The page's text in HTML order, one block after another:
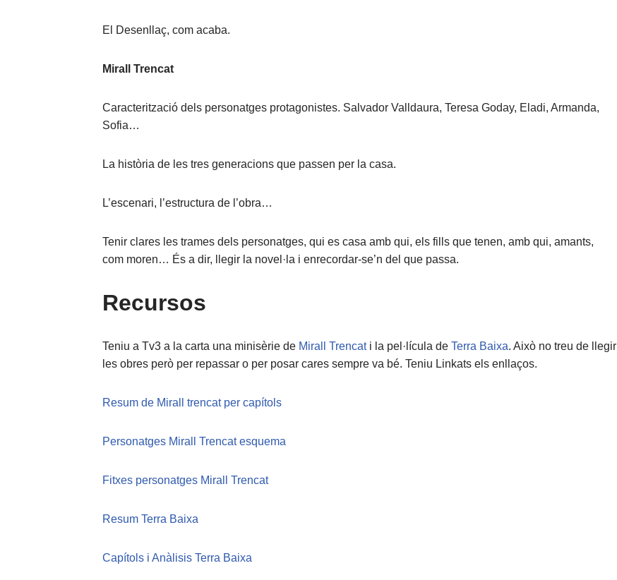
El Desenllaç, com acaba. ‌
Mirall Trencat
Caracterització dels personatges protagonistes. Salvador Valldaura, Teresa Goday, Eladi, Armanda,
Sofia…
La història de les tres generacions que passen per la casa.
L’escenari, l’estructura de l’obra…
Tenir clares les trames dels personatges, qui es casa amb qui, els fills que tenen, amb qui, amants,
com moren… És a dir, llegir la novel·la i enrecordar-se’n del que passa.
Recursos
Teniu a Tv3 a la carta una minisèrie deMirall Trencati la pel·lícula de Terra Baixa. Això no treu de llegir
les obres però per repassar o per posar cares sempre va bé. Teniu Linkats els enllaços.
Resum de Mirall trencat per capítols
Personatges Mirall Trencat esquema
Fitxes personatges Mirall Trencat
Resum Terra Baixa
Capítols i Anàlisis Terra Baixa